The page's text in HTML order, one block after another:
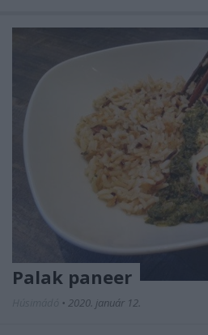
Palak paneer
• 2020. január 12.